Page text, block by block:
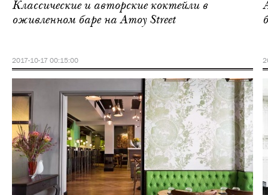
Классические и авторские коктейли в
оживленном баре на Amoy Street
2017-10-17 00:15:00